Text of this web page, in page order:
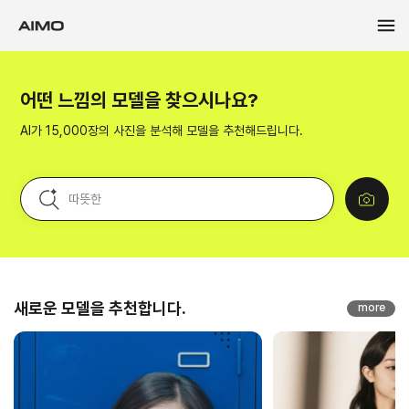
어떤 느낌의 모델을 찾으시나요?
AI가 15,000장의 사진을 분석해 모델을 추천해드립니다.
새로운 모델을 추천합니다. more